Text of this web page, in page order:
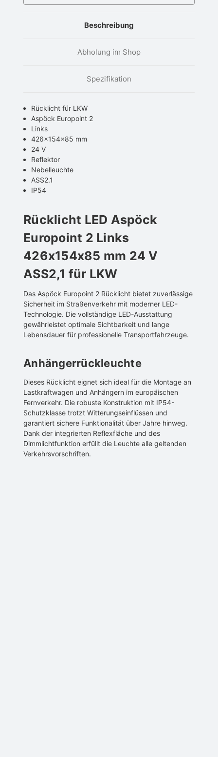
Beschreibung
Abholung im Shop
Spezifikation
Rücklicht für LKW
Aspöck Europoint 2
Links
426x154x85 mm
24 V
Reflektor
Nebelleuchte
ASS2.1
IP54
Rücklicht LED Aspöck
Europoint 2 Links
426x154x85 mm 24 V
ASS2,1 für LKW
Das Aspöck Europoint 2 Rücklicht bietet zuverlässige
Sicherheit im Straßenverkehr mit moderner LED-
Technologie. Die vollständige LED-Ausstattung
gewährleistet optimale Sichtbarkeit und lange
Lebensdauer für professionelle Transportfahrzeuge.
Anhängerrückleuchte
Dieses Rücklicht eignet sich ideal für die Montage an
Lastkraftwagen und Anhängern im europäischen
Fernverkehr. Die robuste Konstruktion mit IP54-
Schutzklasse trotzt Witterungseinflüssen und
garantiert sichere Funktionalität über Jahre hinweg.
Dank der integrierten Reflexfläche und des
Dimmlichtfunktion erfüllt die Leuchte alle geltenden
Verkehrsvorschriften.